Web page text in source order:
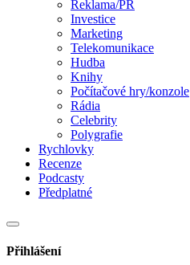
Reklama/PR
Investice
Marketing
Telekomunikace
Hudba
Knihy
Počítačové hry/konzole
Rádia
Celebrity
Polygrafie
Rychlovky
Recenze
Podcasty
Předplatné
Přihlášení